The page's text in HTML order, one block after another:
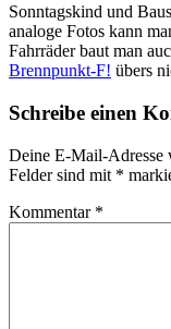
Sonntagskind und
analoge Fotos kann
Fahrräder baut man
Brennpunkt-F! übers
Schreibe einen
Deine E-Mail-
Felder sind mit *
Kommentar *